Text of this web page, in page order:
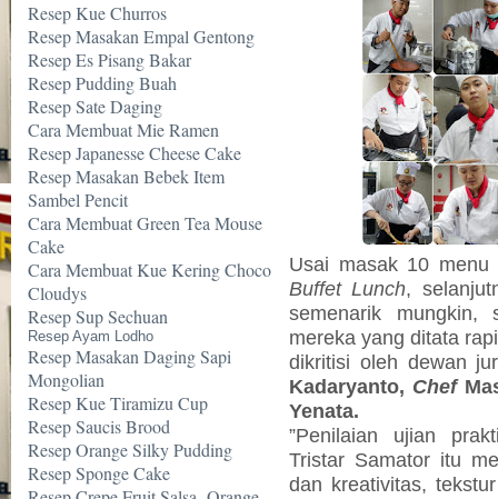
Resep Kue Churros
Resep Masakan Empal Gentong
Resep Es Pisang Bakar
Resep Pudding Buah
Resep Sate Daging
Cara Membuat Mie Ramen
Resep Japanesse Cheese Cake
Resep Masakan Bebek Item
Sambel Pencit
Cara Membuat Green Tea Mouse
Cake
Cara Membuat Kue Kering Choco
Cloudys
Resep Sup Sechuan
Resep Ayam Lodho
Resep Masakan Daging Sapi
Mongolian
Resep Kue Tiramizu Cup
Resep Saucis Brood
Resep Orange Silky Pudding
Resep Sponge Cake
Usai masak 10
Buffet Lunch,
semenarik mungkin,
mereka yang ditata
dikritisi oleh dewan
Kadaryanto, Chef
Yenata.
”Penilaian ujian
Tristar Samator itu
dan kreativitas,